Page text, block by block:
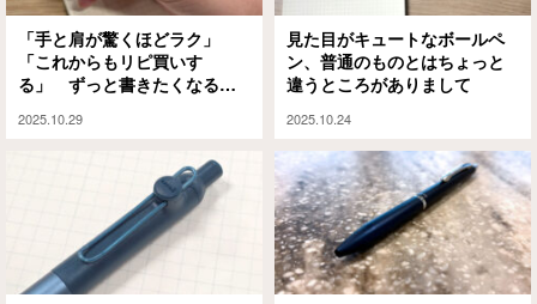
「手と肩が驚くほどラク」
「これからもリピ買いす
る」 ずっと書きたくなるボ
2025.10.29
見た目がキュートなボールペ
ン、普通のものとはちょっと
違うところがありまして
2025.10.24